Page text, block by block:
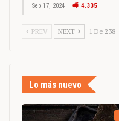
Sep 17, 2024 4.335
PREV NEXT 1 De 238
Lo más nuevo